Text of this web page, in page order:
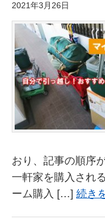
2021年3月26日
おり、記事の順序
一軒家を購入され
ーム購入 […] 続き